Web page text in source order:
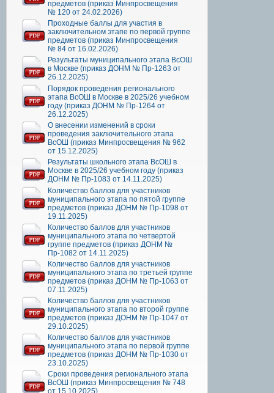
предметов (приказ Минпросвещения
№ 120 от 24.02.2026)
Проходные баллы для участия в
заключительном этапе по первой группе
предметов (приказ Минпросвещения
№ 84 от 16.02.2026)
Результаты муниципального этапа ВсОШ
в Москве (приказ ДОНМ № Пр-1263 от
26.12.2025)
Порядок проведения регионального
этапа ВсОШ в Москве в 2025/26 учебном
году (приказ ДОНМ № Пр-1264 от
26.12.2025)
О внесении изменений в сроки
проведения заключительного этапа
ВсОШ (приказ Минпросвещения № 962
от 15.12.2025)
Результаты школьного этапа ВсОШ в
Москве в 2025/26 учебном году (приказ
ДОНМ № Пр-1083 от 14.11.2025)
Количество баллов для участников
муниципального этапа по пятой группе
предметов (приказ ДОНМ № Пр-1098 от
19.11.2025)
Количество баллов для участников
муниципального этапа по четвертой
группе предметов (приказ ДОНМ №
Пр-1082 от 14.11.2025)
Количество баллов для участников
муниципального этапа по третьей группе
предметов (приказ ДОНМ № Пр-1063 от
07.11.2025)
Количество баллов для участников
муниципального этапа по второй группе
предметов (приказ ДОНМ № Пр-1047 от
29.10.2025)
Количество баллов для участников
муниципального этапа по первой группе
предметов (приказ ДОНМ № Пр-1030 от
23.10.2025)
Сроки проведения регионального этапа
ВсОШ (приказ Минпросвещения № 748
от 15.10.2025)